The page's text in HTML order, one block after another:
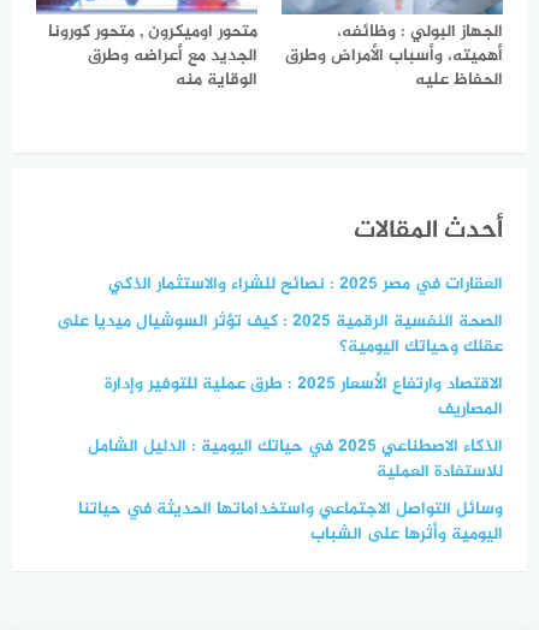
الجهاز البولي : وظائفه،
أهميته، وأسباب الأمراض وطرق
الحفاظ عليه
متحور اوميكرون , متحور كورونا
الجديد مع أعراضه وطرق
الوقاية منه
أحدث المقالات
العقارات في مصر 2025 : نصائح للشراء والاستثمار الذكي
الصحة النفسية الرقمية 2025 : كيف تؤثر السوشيال ميديا على
عقلك وحياتك اليومية؟
الاقتصاد وارتفاع الأسعار 2025 : طرق عملية للتوفير وإدارة
المصاريف
الذكاء الاصطناعي 2025 في حياتك اليومية : الدليل الشامل
للاستفادة العملية
وسائل التواصل الاجتماعي واستخداماتها الحديثة في حياتنا
اليومية وأثرها على الشباب